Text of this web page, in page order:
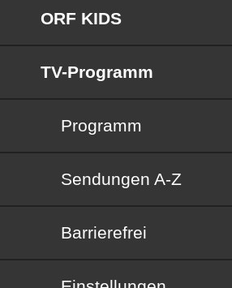
ORF KIDS
TV-Programm
Programm
Sendungen von A bis Z
Sendungen A-Z
Barrierefrei
Barrierefrei